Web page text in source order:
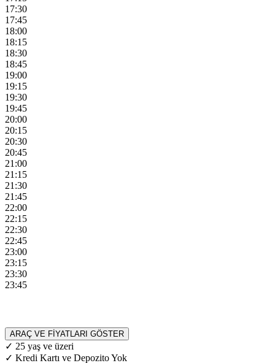
17:30
17:45
18:00
18:15
18:30
18:45
19:00
19:15
19:30
19:45
20:00
20:15
20:30
20:45
21:00
21:15
21:30
21:45
22:00
22:15
22:30
22:45
23:00
23:15
23:30
23:45
ARAÇ VE FİYATLARI GÖSTER
✓ 25 yaş ve üzeri
✓ Kredi Kartı ve Depozito Yok